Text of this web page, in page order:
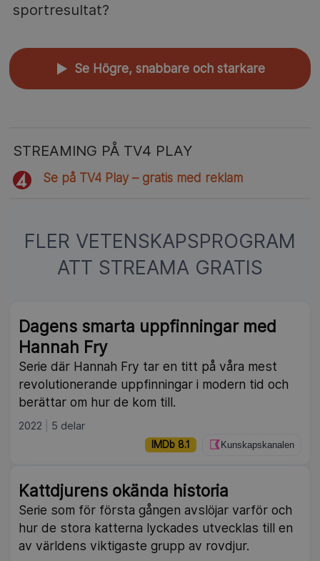
sportresultat?
▲ Se Högre, snabbare och starkare
STREAMING PÅ TV4 PLAY
Se på TV4 Play – gratis med reklam
FLER VETENSKAPSPROGRAM
ATT STREAMA GRATIS
Dagens smarta uppfinningar med
Hannah Fry
Serie där Hannah Fry tar en titt på våra mest
revolutionerande uppfinningar i modern tid och
berättar om hur de kom till.
2022 5 delar
IMDb 8.1 Kunskapskanalen
Kattdjurens okända historia
Serie som för första gången avslöjar varför och
hur de stora katterna lyckades utvecklas till en
av världens viktigaste grupp av rovdjur.